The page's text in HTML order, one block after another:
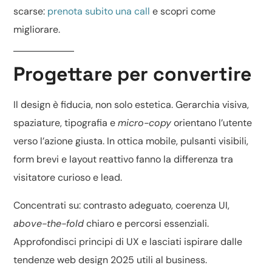
scarse: prenota subito una call e scopri come
migliorare.
Progettare per convertire
Il design è fiducia, non solo estetica. Gerarchia visiva,
spaziature, tipografia emicro-copyorientano l’utente
verso l’azione giusta. In ottica mobile, pulsanti visibili,
form brevi e layout reattivo fanno la differenza tra
visitatore curioso e lead.
Concentrati su: contrasto adeguato, coerenza UI,
above-the-foldchiaro e percorsi essenziali.
Approfondisci principi di UX e lasciati ispirare dalle
tendenze web design 2025 utili al business.